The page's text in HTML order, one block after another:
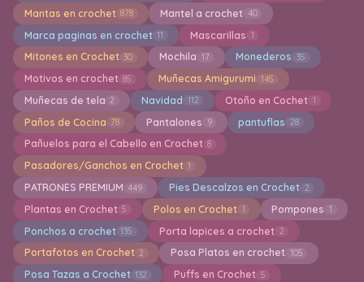
Mantas en crochet 878 Mantel a crochet 40
Marca paginas en crochet 11 Mascarillas 1
Mitones en Crochet 30 Mochila 17 Monederos 35
Motivos en crochet 85 Muñecas Amigurumi 145
Muñecas de tela 2 Navidad 112 Otoño en Cochet 1
Paños de Cocina 78 Pantalones 9 pantuflas 28
Pañuelos para el Cabello en Crochet 8
Pasadores/Ganchos en Crochet 1
PATRONES PREMIUM 449 Pies Descalzos en Crochet 2
Plantas en Crochet 5 Polos en Crochet 1 Pompones 1
Ponchos a crochet 135 Porta lapices a crochet 2
Portafotos en Crochet 2 Posa Platos en crochet 105
Posa Tazas a Crochet 132 Puffs en Crochet 5